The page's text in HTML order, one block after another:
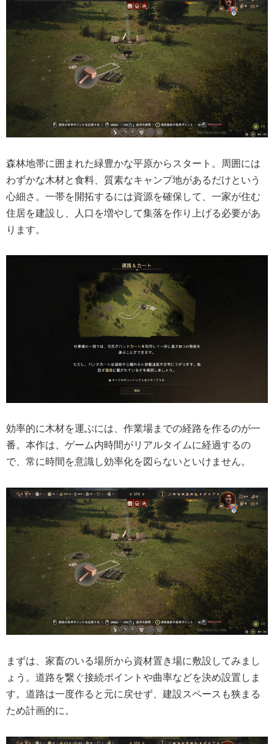
森林地帯に囲まれた緑豊かな平原からスタート。周囲には
わずかな木材と食料、質素なキャンプ地があるだけという
心細さ。一帯を開拓するには資源を確保して、一家が住む
住居を建設し、人口を増やして集落を作り上げる必要があ
ります。
効率的に木材を運ぶには、作業場までの経路を作るのが一
番。本作は、ゲーム内時間がリアルタイムに経過するの
で、常に時間を意識し効率化を図らないといけません。
まずは、家畜のいる場所から資材置き場に敷設してみまし
ょう。道路を繋ぐ接続ポイントや曲率などを決め設置しま
す。道路は一度作ると元に戻せず、建設スペースも狭まる
ため計画的に。